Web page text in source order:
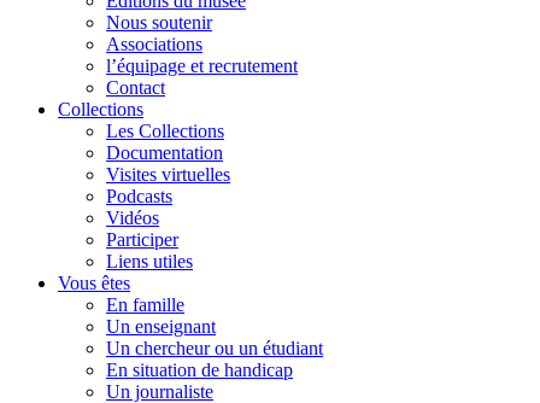
Nous soutenir
Associations
l’équipage et recrutement
Contact
Collections
Les Collections
Documentation
Visites virtuelles
Podcasts
Vidéos
Participer
Liens utiles
Vous êtes
En famille
Un enseignant
Un chercheur ou un étudiant
En situation de handicap
Un journaliste